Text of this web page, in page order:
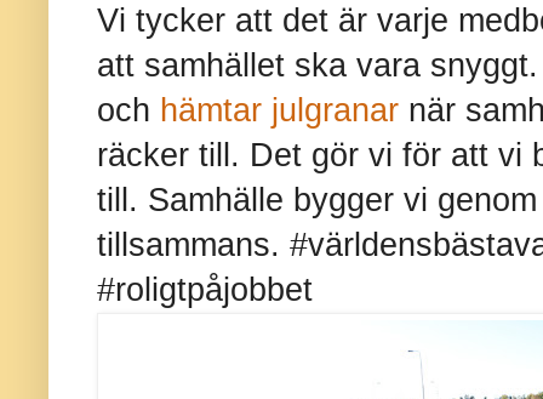
Vi tycker att det är varje
att samhället ska vara
och hämtar julgranar när
räcker till. Det gör vi för att vi
till. Samhälle bygger vi
tillsammans.
#roligtpåjobbet